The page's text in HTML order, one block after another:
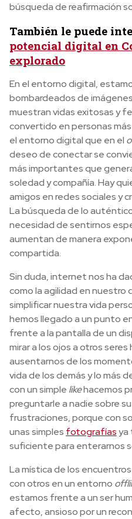
búsqueda de reafirmación
También le puede
potencial digital en
explorado
En el entorno digital,
bombardeados de
muestran vidas exitosas y
convertido en personas
el entorno digital que en el
deseo de conectar se
más importantes que
soledad y compañía. Hay
amigos en redes sociales y
La búsqueda de lo
necesidad de sentirnos
aumentan de manera
compartida.
Sin duda, internet nos ha
como la agilidad en nuestro
simplificar nuestra vida
hemos llegado a un punto
frente a la pantalla de un
mirar a los ojos a otros
ausentarnos de los
vida de los demás y lo más
con un simple likehacemos
preguntarle a nadie sobre
frustraciones, porque con
unas simples fotografíasya
suficiente para enterarnos
La mística de los
con otros en un entorno
estamos frente a un ser
afecto, ansioso por un